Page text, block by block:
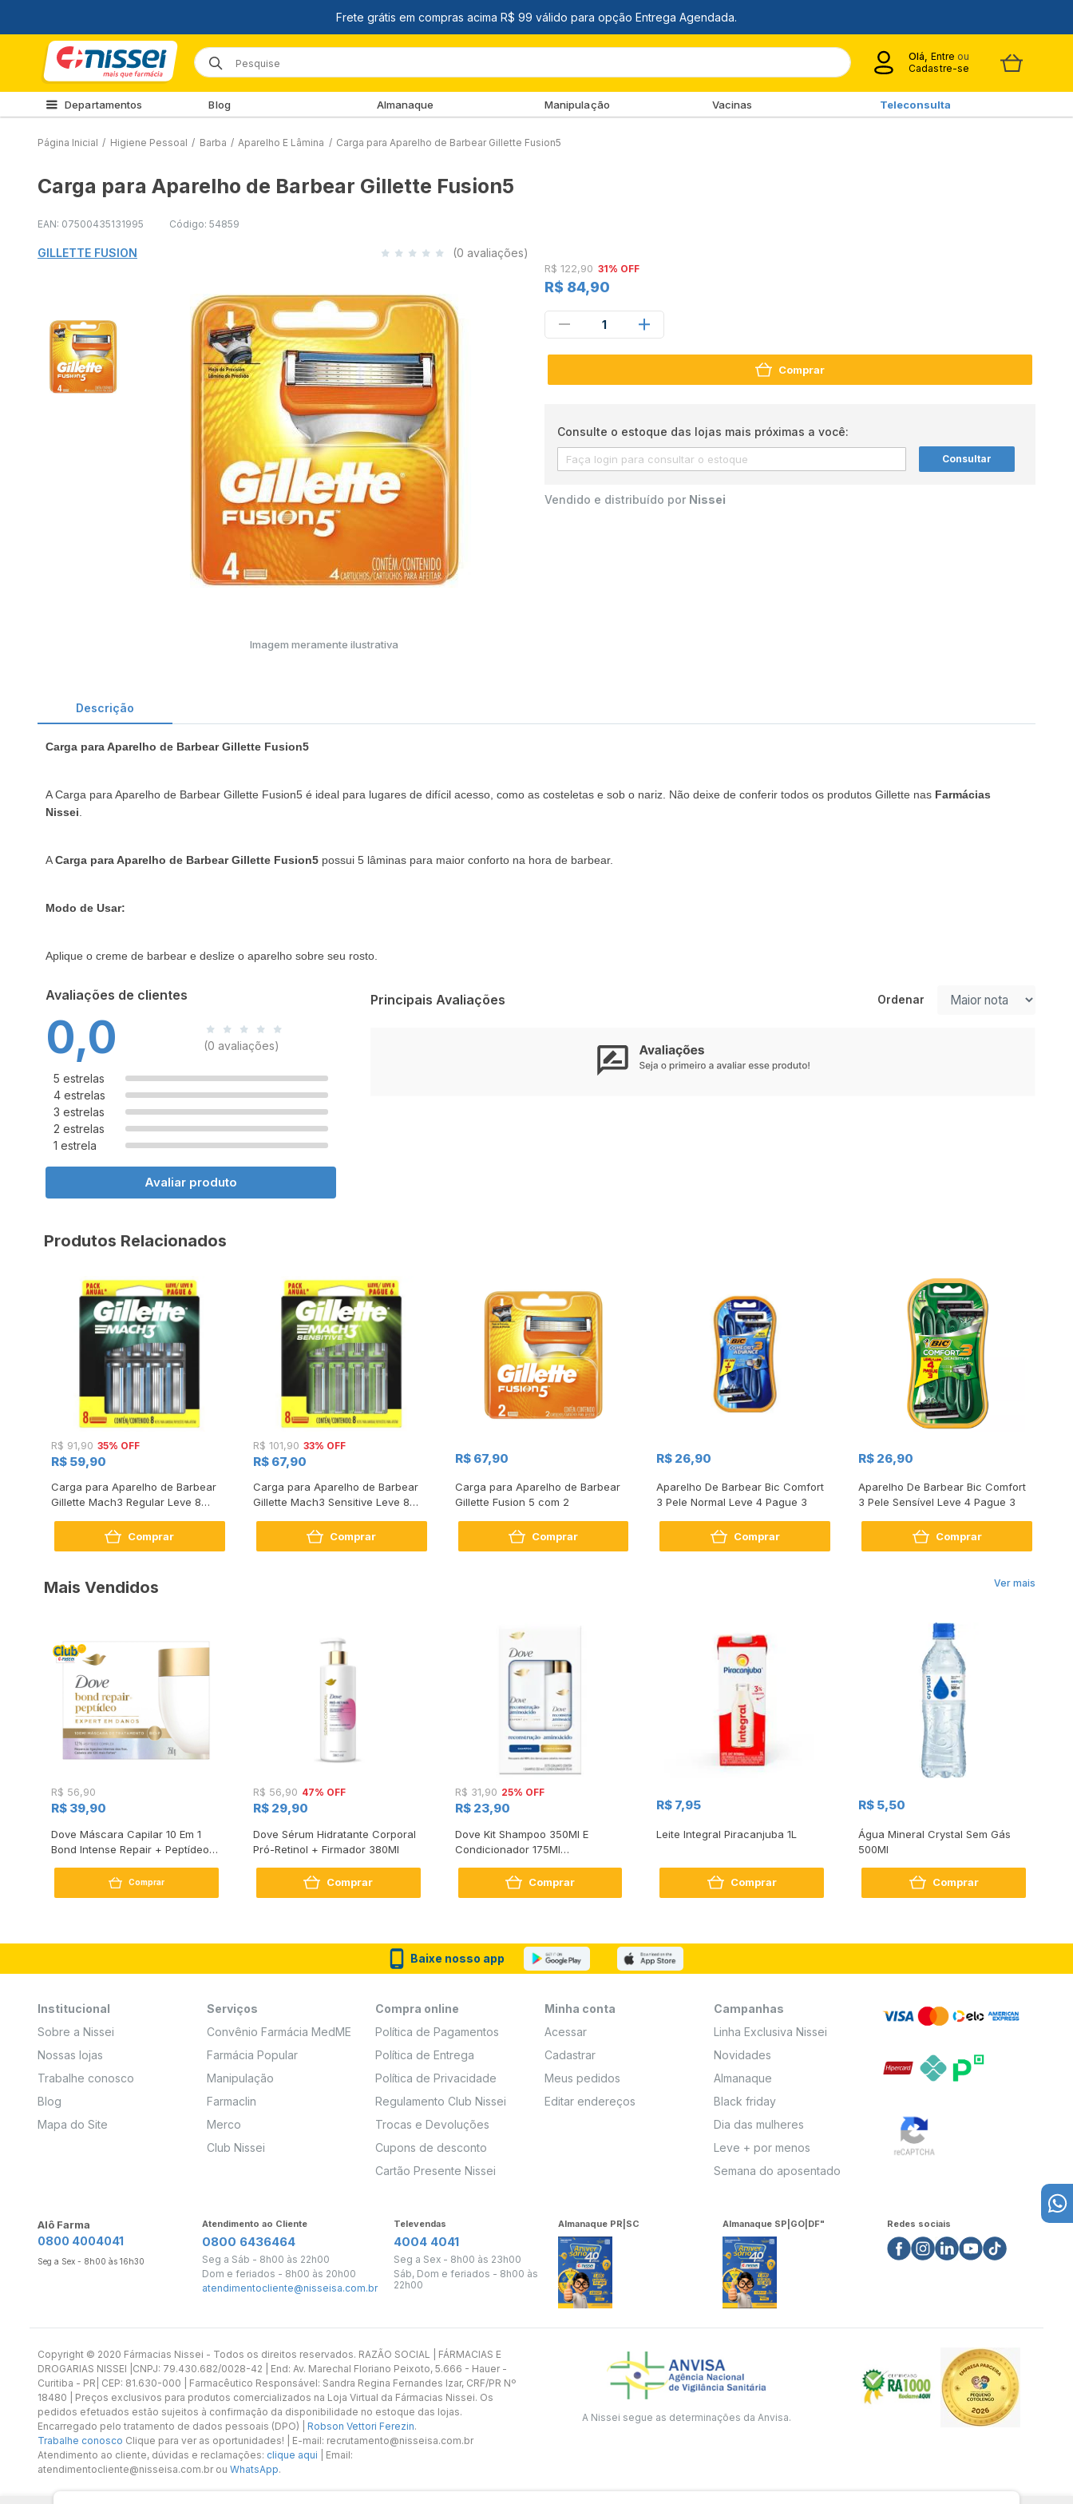
Olá, Entre ou
Cadastre-se
Departamentos Blog Almanaque Manipulação Vacinas Teleconsulta
Página Inicial / Higiene Pessoal / Barba / Aparelho E Lâmina / Carga para Aparelho de Barbear Gillette Fusion5
Carga para Aparelho de Barbear Gillette Fusion5
EAN: 07500435131995 Código: 54859
GILLETTE FUSION (0 avaliações)
Imagem meramente ilustrativa
R$ 122,90 31% OFF
R$ 84,90
1
Comprar
Consulte o estoque das lojas mais próximas a você:
Consultar
Vendido e distribuído por Nissei
Descrição
Carga para Aparelho de Barbear Gillette Fusion5
A Carga para Aparelho de Barbear Gillette Fusion5 é ideal para lugares de difícil acesso, como as costeletas e sob o nariz. Não deixe de conferir todos os produtos Gillette nas Farmácias
Nissei
ACarga para Aparelho de Barbear Gillette Fusion5 possui 5 lâminas para maior conforto na hora de barbear.
Modo de Usar:
Aplique o creme de barbear e deslize o aparelho sobre seu rosto.
Avaliações de clientes
0,0 (0 avaliações)
5 estrelas
4 estrelas
3 estrelas
2 estrelas
1 estrela
Avaliar produto
Principais Avaliações Ordenar
Produtos Relacionados
R$ 91,90 35% OFF
R$ 59,90
Carga para Aparelho de Barbear
Gillette Mach3 Regular Leve 8
Comprar
R$ 101,90 33% OFF
R$ 67,90
Carga para Aparelho de Barbear
Gillette Mach3 Sensitive Leve 8
Comprar
R$ 67,90
Carga para Aparelho de Barbear
Gillette Fusion 5 com 2
Comprar
R$ 26,90
Aparelho De Barbear Bic Comfort
3 Pele Normal Leve 4 Pague 3
Comprar
R$ 26,90
Aparelho De Barbear Bic Comfort
3 Pele Sensível Leve 4 Pague 3
Comprar
Ver mais
Mais Vendidos
R$ 56,90
R$ 39,90
Dove Máscara Capilar 10 Em 1
Bond Intense Repair + Peptídeo
Comprar
R$ 56,90 47% OFF
R$ 29,90
Dove Sérum Hidratante Corporal
Pró-Retinol + Firmador 380Ml
Comprar
R$ 31,90 25% OFF
R$ 23,90
Dove Kit Shampoo 350Ml E
Condicionador 175Ml
Comprar
R$ 7,95
Leite Integral Piracanjuba 1L
Comprar
R$ 5,50
Água Mineral Crystal Sem Gás
500Ml
Comprar
Baixe nosso app
Institucional
Sobre a Nissei
Nossas lojas
Trabalhe conosco
Blog
Mapa do Site
Serviços
Convênio Farmácia MedME
Farmácia Popular
Manipulação
Farmaclin
Merco
Club Nissei
Compra online
Política de Pagamentos
Política de Entrega
Política de Privacidade
Regulamento Club Nissei
Trocas e Devoluções
Cupons de desconto
Cartão Presente Nissei
Minha conta
Acessar
Cadastrar
Meus pedidos
Editar endereços
Campanhas
Linha Exclusiva Nissei
Novidades
Almanaque
Black friday
Dia das mulheres
Leve + por menos
Semana do aposentado
Alô Farma
0800 4004041
Seg a Sex - 8h00 às 16h30
Atendimento ao Cliente
0800 6436464
Seg a Sáb - 8h00 às 22h00
Dom e feriados - 8h00 às 20h00
atendimentocliente@nisseisa.com.br
Televendas
4004 4041
Seg a Sex - 8h00 às 23h00
Sáb, Dom e feriados - 8h00 às
22h00
Almanaque PR|SC Almanaque SP|GO|DF" Redes sociais
Copyright ©️ 2020 Fármacias Nissei - Todos os direitos reservados. RAZÃO SOCIAL | FÁRMACIAS E
DROGARIAS NISSEI |CNPJ: 79.430.682/0028-42 | End: Av. Marechal Floriano Peixoto, 5.666 - Hauer -
Curitiba - PR| CEP: 81.630-000 | Farmacêutico Responsável: Sandra Regina Fernandes Izar, CRF/PR Nº
18480 | Preços exclusivos para produtos comercializados na Loja Virtual da Fármacias Nissei. Os
pedidos efetuados estão sujeitos à confirmação da disponibilidade no estoque das lojas.
Encarregado pelo tratamento de dados pessoais (DPO) | Robson Vettori Ferezin.
Trabalhe conosco Clique para ver as oportunidades! | E-mail: recrutamento@nisseisa.com.br
Atendimento ao cliente, dúvidas e reclamações: clique aqui | Email:
atendimentocliente@nisseisa.com.br ou WhatsApp.
A Nissei segue as determinações da Anvisa.